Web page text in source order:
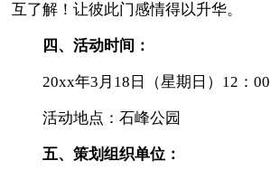
互了解！让彼此门感情得以升华。
四、活动时间：
20xx年3月18日（星期日）12：00
活动地点：石峰公园
五、策划组织单位：